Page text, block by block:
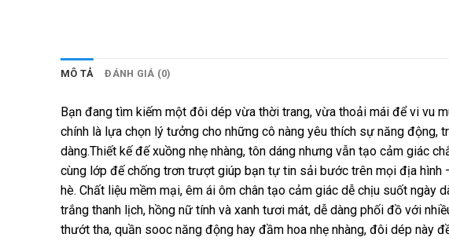
MÔ TẢ ĐÁNH GIÁ (0)
Bạn đang tìm kiếm một đôi dép vừa thời trang, vừa thoải mái để vi vu
chính là lựa chọn lý tưởng cho những cô nàng yêu thích sự năng động,
dàng.Thiết kế đế xuồng nhẹ nhàng, tôn dáng nhưng vẫn tạo cảm giác
cùng lớp đế chống trơn trượt giúp bạn tự tin sải bước trên mọi địa
hè. Chất liệu mềm mại, êm ái ôm chân tạo cảm giác dễ chịu suốt ngày
trắng thanh lịch, hồng nữ tính và xanh tươi mát, dễ dàng phối đồ với
thướt tha, quần sooc năng động hay đầm hoa nhẹ nhàng, đôi dép này